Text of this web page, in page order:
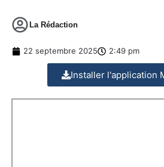
La Rédaction
22 septembre 2025 2:49 pm
Installer l'application